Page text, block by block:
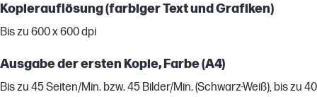
Kopierauflösung (farbiger Text und Grafiken)
Bis zu 600 x 600 dpi
Ausgabe der ersten Kopie, Farbe (A4)
Bis zu 45 Seiten/Min. bzw. 45 Bilder/Min. (Schwarz-Weiß), bis zu 40